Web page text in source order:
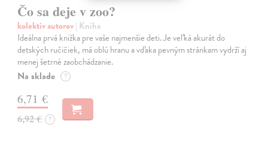
Čo sa deje v zoo?
kolektív autorov| Kniha
Ideálna prvá knižka pre vaše najmenšie deti. Je veľká akurát do
detských ručičiek, má oblú hranu a vďaka pevným stránkam vydrží aj
menej šetrné zaobchádzanie.
Na sklade ?
6,71 €
6,92 € ?